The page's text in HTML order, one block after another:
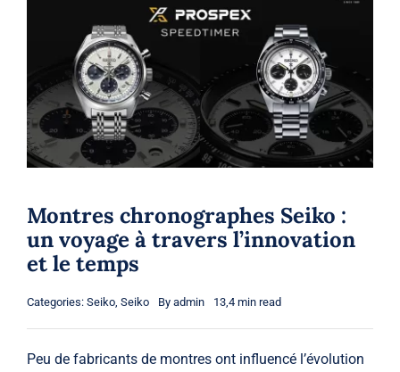
Blog
Montres chronographes Seiko :
un voyage à travers l’innovation
et le temps
Categories: Seiko, Seiko By admin 13,4 min read
Peu de fabricants de montres ont influencé l’évolution